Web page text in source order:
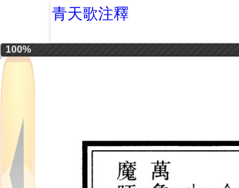
青天歌注釋
100%